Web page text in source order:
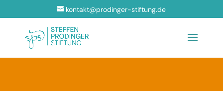
kontakt@prodinger-stiftung.de